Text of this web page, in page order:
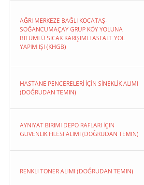
AĞRI MERKEZE BAĞLI KOCATAŞ-
SOĞANCUMAÇAY GRUP KÖY YOLUNA
BITÜMLÜ SICAK KARIŞIMLI ASFALT YOL
YAPIM IŞI (KHGB)
HASTANE PENCERELERİ İÇİN SİNEKLİK ALIMI
(DOĞRUDAN TEMIN)
AYNIYAT BIRIMI DEPO RAFLARI İÇIN
GÜVENLIK FILESI ALIMI (DOĞRUDAN TEMIN)
RENKLI TONER ALIMI (DOĞRUDAN TEMIN)